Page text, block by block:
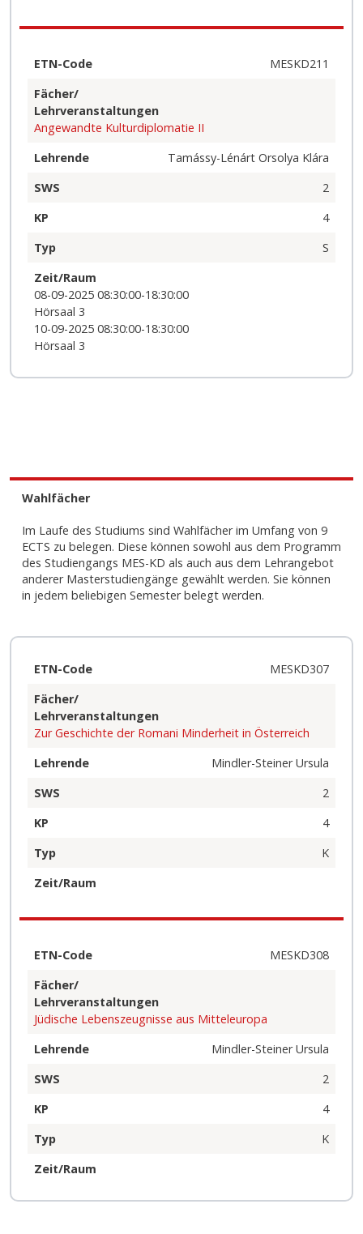
ETN-Code
MESKD211
Fächer/
Lehrveranstaltungen
Angewandte Kulturdiplomatie II
Lehrende
Tamássy-Lénárt Orsolya Klára
SWS
2
KP
4
Typ
S
Zeit/Raum
08-09-2025 08:30:00-18:30:00
Hörsaal 3
10-09-2025 08:30:00-18:30:00
Hörsaal 3
Wahlfächer
Im Laufe des Studiums sind Wahlfächer im Umfang von 9
ECTS zu belegen. Diese können sowohl aus dem Programm
des Studiengangs MES-KD als auch aus dem Lehrangebot
anderer Masterstudiengänge gewählt werden. Sie können
in jedem beliebigen Semester belegt werden.
ETN-Code
MESKD307
Fächer/
Lehrveranstaltungen
Zur Geschichte der Romani Minderheit in Österreich
Lehrende
Mindler-Steiner Ursula
SWS
2
KP
4
Typ
K
Zeit/Raum
ETN-Code
MESKD308
Fächer/
Lehrveranstaltungen
Jüdische Lebenszeugnisse aus Mitteleuropa
Lehrende
Mindler-Steiner Ursula
SWS
2
KP
4
Typ
K
Zeit/Raum